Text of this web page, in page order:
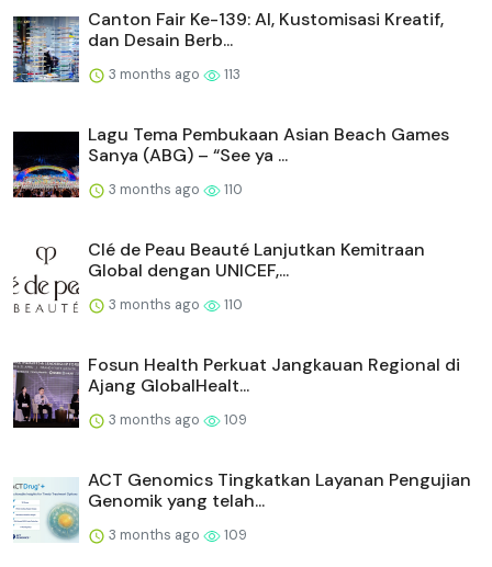
Canton Fair Ke-139: AI, Kustomisasi Kreatif,
dan Desain Berb...
3 months ago 113
Lagu Tema Pembukaan Asian Beach Games
Sanya (ABG) – “See ya ...
3 months ago 110
Clé de Peau Beauté Lanjutkan Kemitraan
Global dengan UNICEF,...
3 months ago 110
Fosun Health Perkuat Jangkauan Regional di
Ajang GlobalHealt...
3 months ago 109
ACT Genomics Tingkatkan Layanan Pengujian
Genomik yang telah...
3 months ago 109